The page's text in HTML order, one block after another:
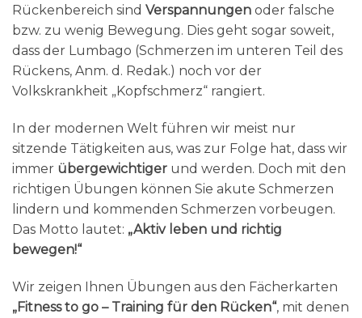
Rückenbereich sind Verspannungen oder falsche
bzw. zu wenig Bewegung. Dies geht sogar soweit,
dass der Lumbago (Schmerzen im unteren Teil des
Rückens, Anm. d. Redak.) noch vor der
Volkskrankheit „Kopfschmerz“ rangiert.
In der modernen Welt führen wir meist nur
sitzende Tätigkeiten aus, was zur Folge hat, dass wir
immer übergewichtiger und werden. Doch mit den
richtigen Übungen können Sie akute Schmerzen
lindern und kommenden Schmerzen vorbeugen.
Das Motto lautet: „Aktiv leben und richtig
bewegen!“
Wir zeigen Ihnen Übungen aus den Fächerkarten
„Fitness to go – Training für den Rücken“, mit denen